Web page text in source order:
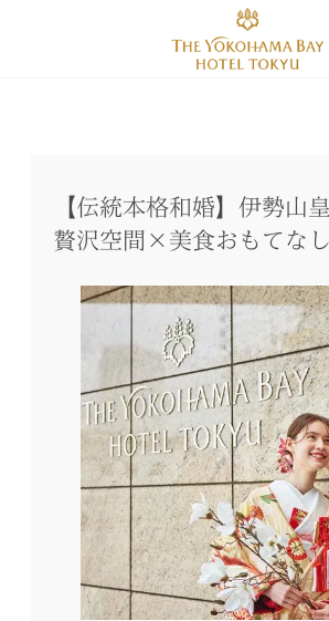
【伝統本格和婚】伊勢山
贅沢空間×美食おもてなし